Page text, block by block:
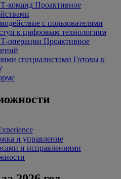
команд Проактивное
с пользователями
к цифровым технологиям
операции Проактивное
специалистами Готовы к
и управление
и исправлениями